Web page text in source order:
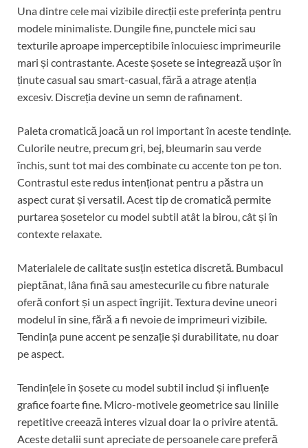
Una dintre cele mai vizibile direcții este preferința pentru
modele minimaliste. Dungile fine, punctele mici sau
texturile aproape imperceptibile înlocuiesc imprimeurile
mari și contrastante. Aceste șosete se integrează ușor în
ținute casual sau smart-casual, fără a atrage atenția
excesiv. Discreția devine un semn de rafinament.
Paleta cromatică joacă un rol important în aceste tendințe.
Culorile neutre, precum gri, bej, bleumarin sau verde
închis, sunt tot mai des combinate cu accente ton pe ton.
Contrastul este redus intenționat pentru a păstra un
aspect curat și versatil. Acest tip de cromatică permite
purtarea șosetelor cu model subtil atât la birou, cât și în
contexte relaxate.
Materialele de calitate susțin estetica discretă. Bumbacul
pieptănat, lâna fină sau amestecurile cu fibre naturale
oferă confort și un aspect îngrijit. Textura devine uneori
modelul în sine, fără a fi nevoie de imprimeuri vizibile.
Tendința pune accent pe senzație și durabilitate, nu doar
pe aspect.
Tendințele în șosete cu model subtil includ și influențe
grafice foarte fine. Micro-motivele geometrice sau liniile
repetitive creează interes vizual doar la o privire atentă.
Aceste detalii sunt apreciate de persoanele care preferă